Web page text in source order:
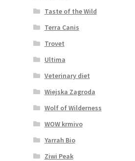
Taste of the Wild
Terra Canis
Trovet
Ultima
Veterinary diet
Wiejska Zagroda
Wolf of Wilderness
WOW krmivo
Yarrah Bio
Ziwi Peak